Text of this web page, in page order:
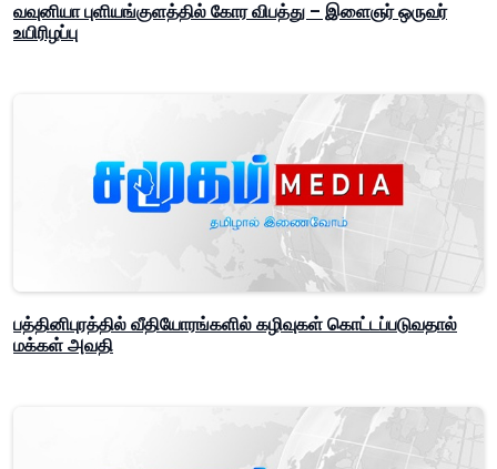
வவுனியா புளியங்குளத்தில் கோர விபத்து – இளைஞர் ஒருவர்
உயிரிழப்பு
பத்தினிபுரத்தில் வீதியோரங்களில் கழிவுகள் கொட்டப்படுவதால்
மக்கள் அவதி